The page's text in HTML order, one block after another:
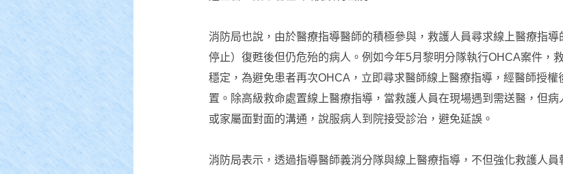
消防局也說，由於醫療指導醫師的積極參與，救護人員尋求線上醫療指
停止）復甦後但仍危殆的病人。例如今年5月黎明分隊執行OHCA案件，
穩定，為避免患者再次OHCA，立即尋求醫師線上醫療指導，經醫師授
置。除高級救命處置線上醫療指導，當救護人員在現場遇到需送醫，但
或家屬面對面的溝通，說服病人到院接受診治，避免延誤。
消防局表示，透過指導醫師義消分隊與線上醫療指導，不但強化救護人